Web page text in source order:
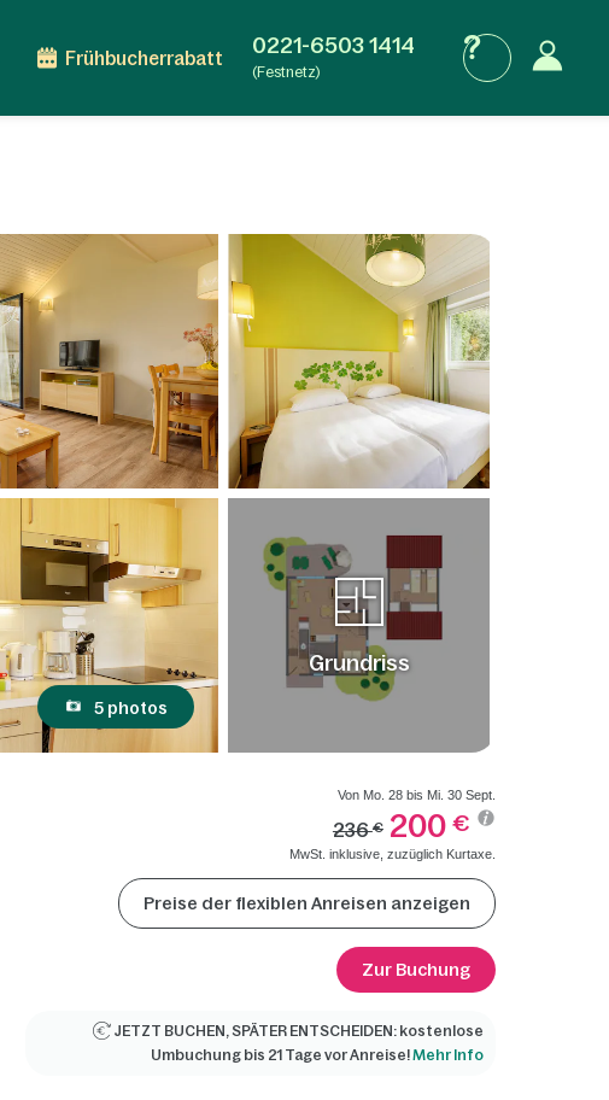
Frühbucherrabatt 0221-6503 1414
(Festnetz)
5 photos
Grundriss
Von Mo. 28 bis Mi. 30 Sept.
236€ 200 €
MwSt. inklusive, zuzüglich Kurtaxe.
Preise der flexiblen Anreisen anzeigen
Zur Buchung
JETZT BUCHEN, SPÄTER ENTSCHEIDEN: kostenlose
Umbuchung bis 21 Tage vor Anreise!Mehr Info